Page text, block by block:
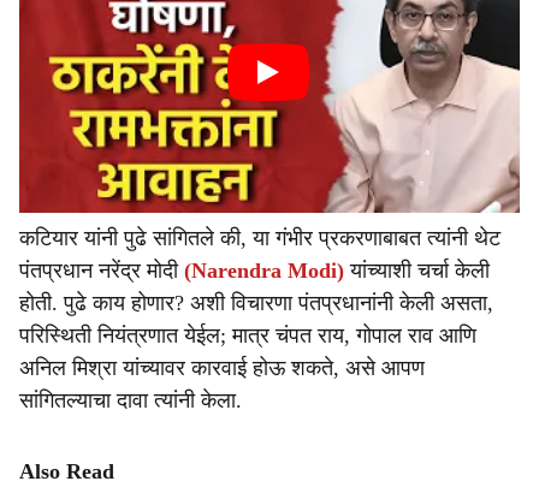
कटियार यांनी पुढे सांगितले की, या गंभीर प्रकरणाबाबत त्यांनी थेट
पंतप्रधान नरेंद्र मोदी (Narendra Modi) यांच्याशी चर्चा केली
होती. पुढे काय होणार? अशी विचारणा पंतप्रधानांनी केली असता,
परिस्थिती नियंत्रणात येईल; मात्र चंपत राय, गोपाल राव आणि
अनिल मिश्रा यांच्यावर कारवाई होऊ शकते, असे आपण
सांगितल्याचा दावा त्यांनी केला.
Also Read